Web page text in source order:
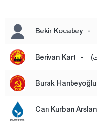
بورصا
جناق قلعة
شانكيري
جوروم
دينيزلي
دياربكر
Bekir Kocabey -
Berivan Kart -
Burak Hanbeyoğlu
Can Kurban Arslan